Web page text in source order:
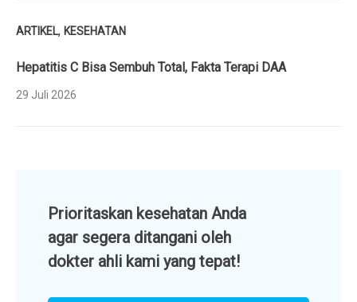
ARTIKEL, KESEHATAN
Hepatitis C Bisa Sembuh Total, Fakta Terapi DAA
29 Juli 2026
Prioritaskan kesehatan Anda
agar segera ditangani oleh
dokter ahli kami yang tepat!